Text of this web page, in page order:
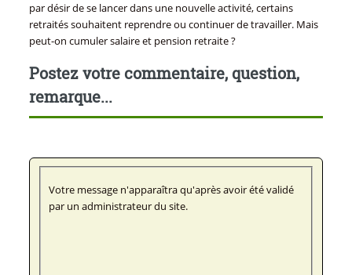
par désir de se lancer dans une nouvelle activité, certains
retraités souhaitent reprendre ou continuer de travailler. Mais
peut-on cumuler salaire et pension retraite ?
Postez votre commentaire, question,
remarque...
Votre message n'apparaîtra qu'après avoir été validé
par un administrateur du site.